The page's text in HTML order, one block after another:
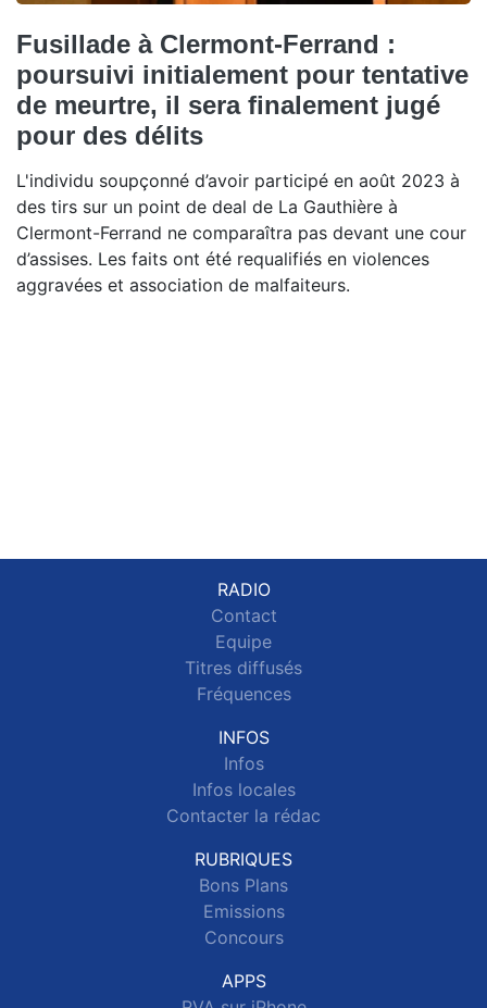
Fusillade à Clermont-Ferrand :
poursuivi initialement pour tentative
de meurtre, il sera finalement jugé
pour des délits
L'individu soupçonné d’avoir participé en août 2023 à
des tirs sur un point de deal de La Gauthière à
Clermont-Ferrand ne comparaîtra pas devant une cour
d’assises. Les faits ont été requalifiés en violences
aggravées et association de malfaiteurs.
RADIO
Contact
Equipe
Titres diffusés
Fréquences
INFOS
Infos
Infos locales
Contacter la rédac
RUBRIQUES
Bons Plans
Emissions
Concours
APPS